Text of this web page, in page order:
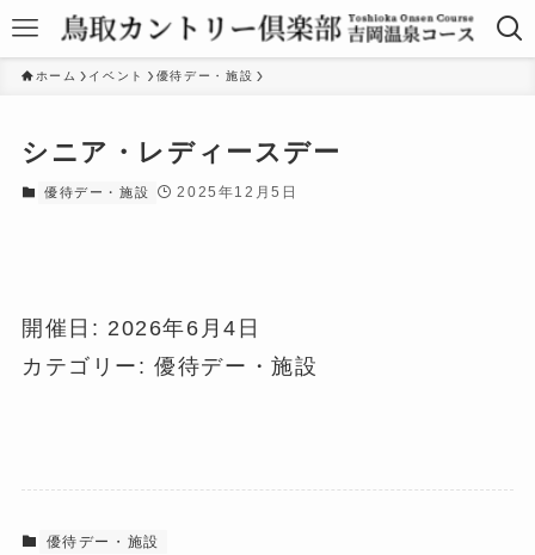
ホーム イベント 優待デー・施設
シニア・レディースデー
優待デー・施設 2025年12月5日
開催日: 2026年6月4日
カテゴリー:優待デー・施設
優待デー・施設